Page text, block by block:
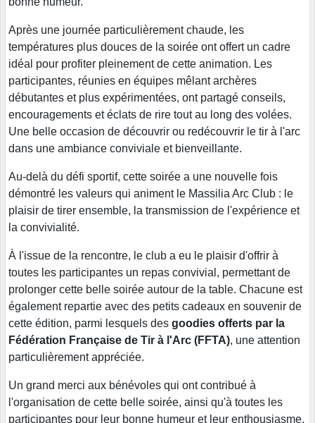
Après une journée particulièrement chaude, les
températures plus douces de la soirée ont offert un cadre
idéal pour profiter pleinement de cette animation. Les
participantes, réunies en équipes mêlant archères
débutantes et plus expérimentées, ont partagé conseils,
encouragements et éclats de rire tout au long des volées.
Une belle occasion de découvrir ou redécouvrir le tir à l'arc
dans une ambiance conviviale et bienveillante.
Au-delà du défi sportif, cette soirée a une nouvelle fois
démontré les valeurs qui animent le Massilia Arc Club : le
plaisir de tirer ensemble, la transmission de l'expérience et
la convivialité.
À l'issue de la rencontre, le club a eu le plaisir d'offrir à
toutes les participantes un repas convivial, permettant de
prolonger cette belle soirée autour de la table. Chacune est
également repartie avec des petits cadeaux en souvenir de
cette édition, parmi lesquels des goodies offerts par la
Fédération Française de Tir à l'Arc (FFTA), une attention
particulièrement appréciée.
Un grand merci aux bénévoles qui ont contribué à
l'organisation de cette belle soirée, ainsi qu'à toutes les
participantes pour leur bonne humeur et leur enthousiasme.